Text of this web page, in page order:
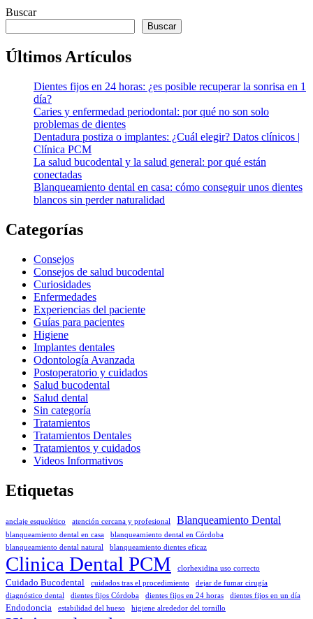
Buscar
Buscar
Últimos Artículos
Dientes fijos en 24 horas: ¿es posible recuperar la sonrisa en 1
día?
Caries y enfermedad periodontal: por qué no son solo
problemas de dientes
Dentadura postiza o implantes: ¿Cuál elegir? Datos clínicos |
Clínica PCM
La salud bucodental y la salud general: por qué están
conectadas
Blanqueamiento dental en casa: cómo conseguir unos dientes
blancos sin perder naturalidad
Categorías
Consejos
Consejos de salud bucodental
Curiosidades
Enfermedades
Experiencias del paciente
Guías para pacientes
Higiene
Implantes dentales
Odontología Avanzada
Postoperatorio y cuidados
Salud bucodental
Salud dental
Sin categoría
Tratamientos
Tratamientos Dentales
Tratamientos y cuidados
Videos Informativos
Etiquetas
anclaje esquelético atención cercana y profesional Blanqueamiento Dental
blanqueamiento dental en casa
blanqueamiento dental en Córdoba
blanqueamiento dental natural
blanqueamiento dientes eficaz
Clinica Dental PCM clorhexidina uso correcto
Cuidado Bucodental cuidados tras el procedimiento
dejar de fumar cirugía
diagnóstico dental
dientes fijos Córdoba dientes fijos en 24 horas dientes fijos en un día
Endodoncia estabilidad del hueso higiene alrededor del tornillo